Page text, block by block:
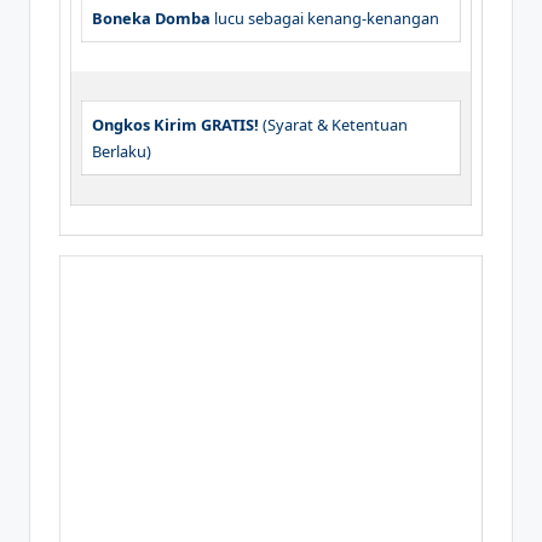
Boneka Domba lucu sebagai kenang-kenangan
Ongkos Kirim GRATIS! (Syarat & Ketentuan
Berlaku)